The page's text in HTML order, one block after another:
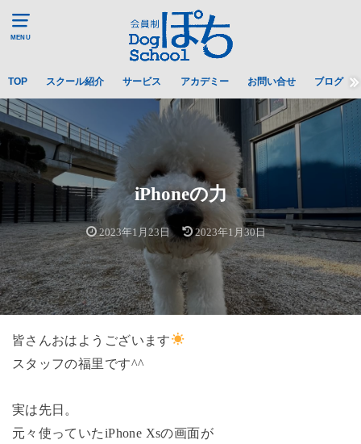
MENU
TOP スクール紹介 サービス アカデミー お問い合せ ブログ
iPhoneの力
2023年1月23日 2023年1月30日
皆さんおはようございます
スタッフの福里です^^
実は先日。
元々使っていたiPhone Xsの画面が